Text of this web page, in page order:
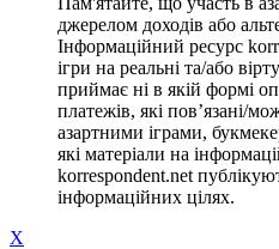
джерелом доходів або
Інформаційний ресурс
ігри на реальні та/або
приймає ні в якій формі
платежів, які пов’язані/
азартними іграми,
які матеріали на
korrespondent.net
інформаційних цілях.
X